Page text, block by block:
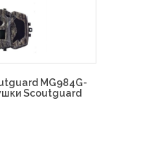
MG984G-
Scoutguard